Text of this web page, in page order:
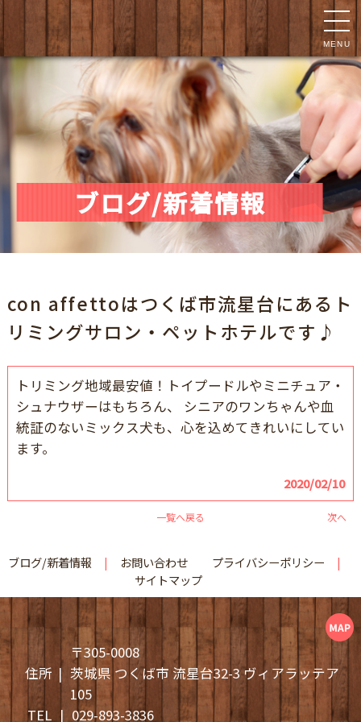
MENU
ブログ/新着情報
con affettoはつくば市流星台にあるト
リミングサロン・ペットホテルです♪
トリミング地域最安値！トイプードルやミニチュア・
シュナウザーはもちろん、 シニアのワンちゃんや血
統証のないミックス犬も、心を込めてきれいにしてい
ます。
2020/02/10
一覧へ戻る 次へ
ブログ/新着情報 お問い合わせ
プライバシーポリシー
サイトマップ
住所
〒305-0008
茨城県 つくば市 流星台32-3 ヴィアラッテア
105
TEL
029-893-3836